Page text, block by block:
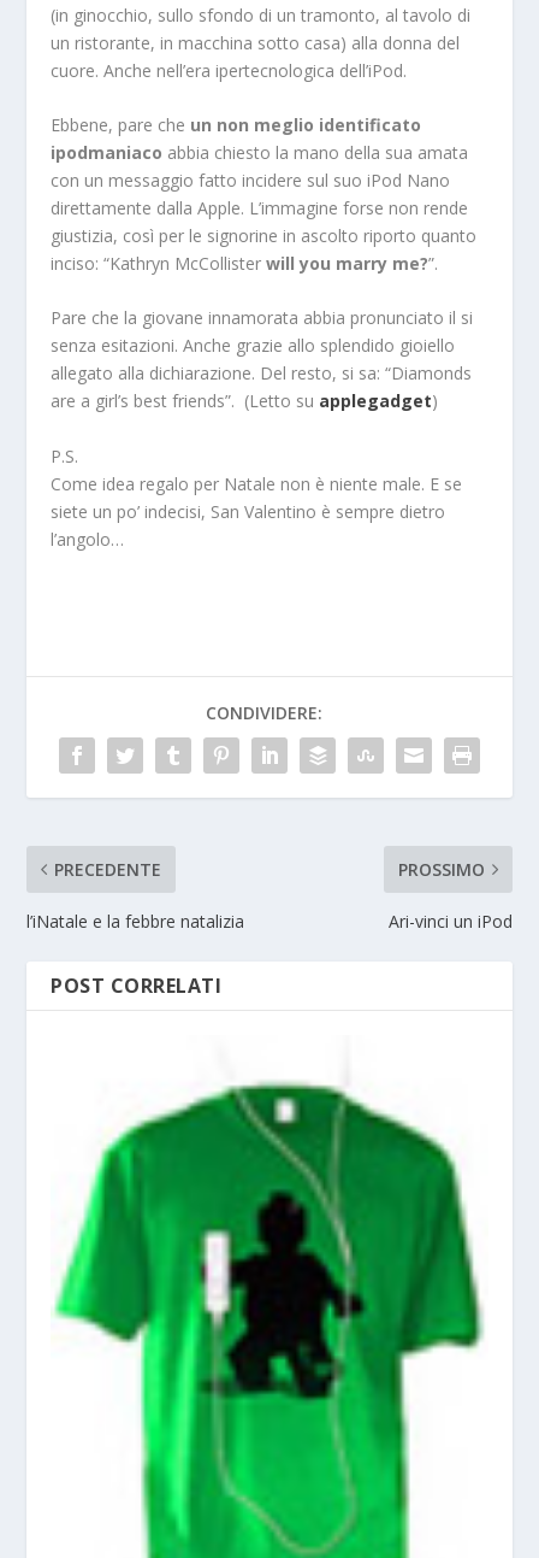
(in ginocchio, sullo sfondo di un tramonto, al tavolo di
un ristorante, in macchina sotto casa) alla donna del
cuore. Anche nell’era ipertecnologica dell’iPod.
Ebbene, pare che un non meglio identificato
ipodmaniaco abbia chiesto la mano della sua amata
con un messaggio fatto incidere sul suo iPod Nano
direttamente dalla Apple. L’immagine forse non rende
giustizia, così per le signorine in ascolto riporto quanto
inciso: “Kathryn McCollisterwill you marry me?”.
Pare che la giovane innamorata abbia pronunciato il si
senza esitazioni. Anche grazie allo splendido gioiello
allegato alla dichiarazione. Del resto, si sa: “Diamonds
are a girl’s best friends”. (Letto su applegadget)
P.S.
Come idea regalo per Natale non è niente male. E se
siete un po’ indecisi, San Valentino è sempre dietro
l’angolo…
CONDIVIDERE:
PRECEDENTE
l’iNatale e la febbre natalizia
PROSSIMO
Ari-vinci un iPod
POST CORRELATI